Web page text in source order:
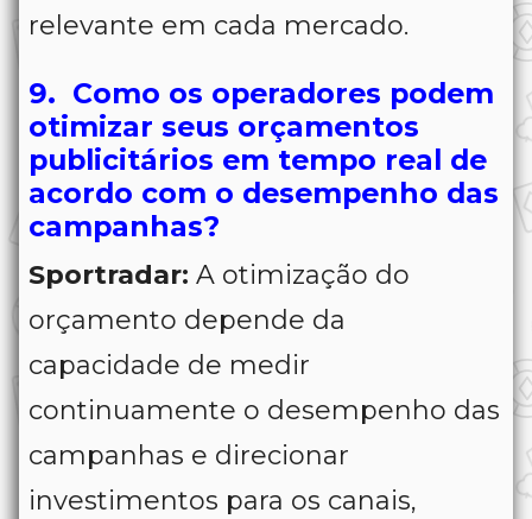
relevante em cada mercado.
9. Como os operadores podem
otimizar seus orçamentos
publicitários em tempo real de
acordo com o desempenho das
campanhas?
Sportradar: A otimização do
orçamento depende da
capacidade de medir
continuamente o desempenho das
campanhas e direcionar
investimentos para os canais,